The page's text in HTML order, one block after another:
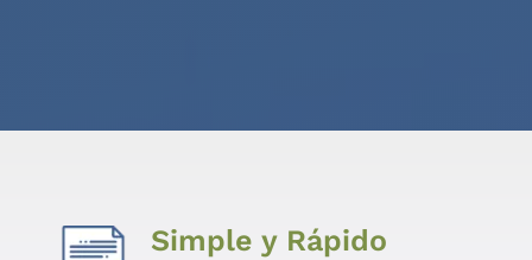
Simple y Rápido